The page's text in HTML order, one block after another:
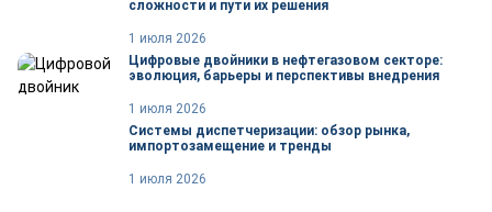
сложности и пути их решения
1 июля 2026
Цифровые двойники в нефтегазовом секторе:
эволюция, барьеры и перспективы внедрения
1 июля 2026
Системы диспетчеризации: обзор рынка,
импортозамещение и тренды
1 июля 2026